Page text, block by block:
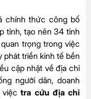
chính thức công bố
tỉnh, tạo nên 34 tỉnh
trọng trong việc
phát triển kinh tế bền
cập nhật về địa chỉ
người dân, doanh
việctra cứu địa chỉ